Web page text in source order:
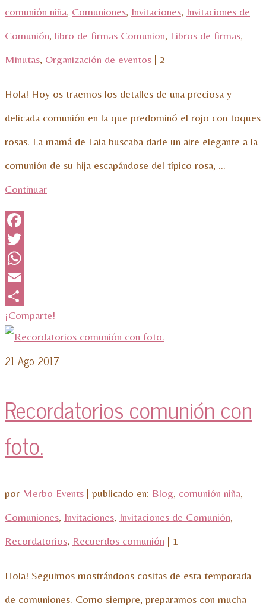
comunión niña, Comuniones, Invitaciones, Invitaciones de
Comunión, libro de firmas Comunion, Libros de firmas,
Minutas, Organización de eventos | 2
Hola! Hoy os traemos los detalles de una preciosa y
delicada comunión en la que predominó el rojo con toques
rosas. La mamá de Laia buscaba darle un aire elegante a la
comunión de su hija escapándose del típico rosa, …
Continuar
Facebook
Twitter
WhatsApp
Email
¡Comparte!
21 Ago 2017
Recordatorios comunión con
foto.
por Merbo Events | publicado en: Blog, comunión niña,
Comuniones, Invitaciones, Invitaciones de Comunión,
Recordatorios, Recuerdos comunión | 1
Hola! Seguimos mostrándoos cositas de esta temporada
de comuniones. Como siempre, preparamos con mucha